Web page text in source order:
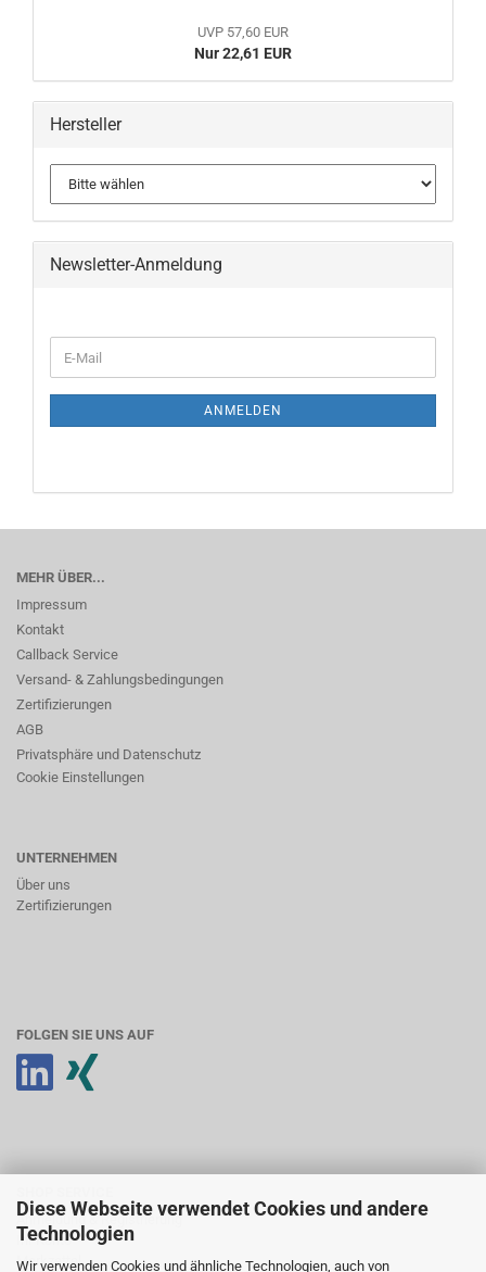
Diese Webseite verwendet Cookies und andere
Technologien
Wir verwenden Cookies und ähnliche Technologien, auch von
UVP 57,60 EUR
Nur 22,61 EUR
Hersteller
Newsletter-Anmeldung
ZUR
E-
Mail
ANMELDEN
MEHR ÜBER...
Impressum
Kontakt
Callback Service
Versand- & Zahlungsbedingungen
Zertifizierungen
AGB
Privatsphäre und Datenschutz
Cookie Einstellungen
UNTERNEHMEN
Über uns
Zertifizierungen
FOLGEN SIE UNS AUF
Anmeldung & Registrierung
Ihr Konto
Merkzettel